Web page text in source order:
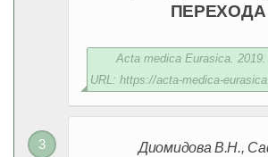
ПЕРЕХОДА
Acta medica Eurasica.
URL: https://acta-medica-
Диомидова В.Н.,